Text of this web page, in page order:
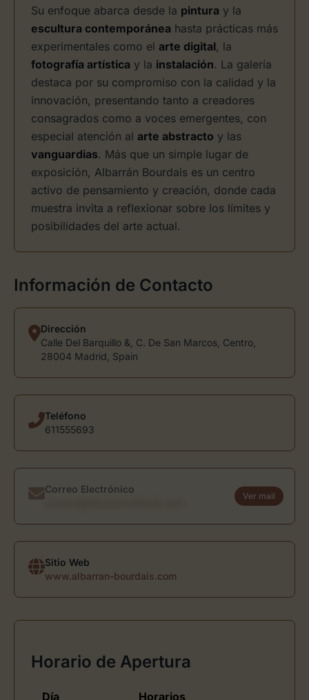
Su enfoque abarca desde la pintura y la
escultura contemporánea hasta prácticas más
experimentales como el arte digital, la
fotografía artística y la instalación. La galería
destaca por su compromiso con la calidad y la
innovación, presentando tanto a creadores
consagrados como a voces emergentes, con
especial atención al arte abstracto y las
vanguardias. Más que un simple lugar de
exposición, Albarrán Bourdais es un centro
activo de pensamiento y creación, donde cada
muestra invita a reflexionar sobre los límites y
posibilidades del arte actual.
Información de Contacto
Dirección
Calle Del Barquillo &, C. De San Marcos, Centro,
28004 Madrid, Spain
Teléfono
611555693
Correo Electrónico
Ver mail
Sitio Web
www.albarran-bourdais.com
Horario de Apertura
Día Horarios